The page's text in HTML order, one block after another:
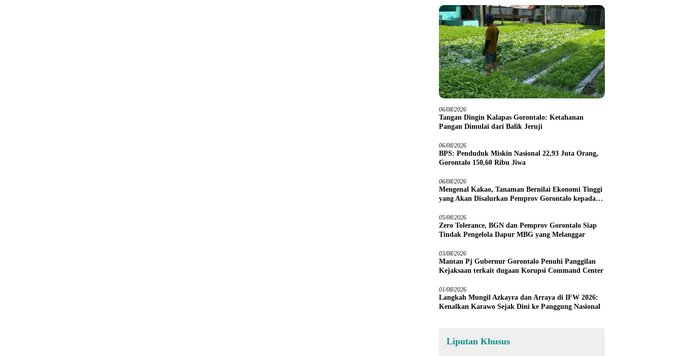
06/08/2026
Tangan Dingin Kalapas Gorontalo: Ketahanan
Pangan Dimulai dari Balik Jeruji
06/08/2026
BPS: Penduduk Miskin Nasional 22,93 Juta Orang,
Gorontalo 150,60 Ribu Jiwa
06/08/2026
Mengenal Kakao, Tanaman Bernilai Ekonomi Tinggi
yang Akan Disalurkan Pemprov Gorontalo kepada
05/08/2026
Zero Tolerance, BGN dan Pemprov Gorontalo Siap
Tindak Pengelola Dapur MBG yang Melanggar
03/08/2026
Mantan Pj Gubernur Gorontalo Penuhi Panggilan
Kejaksaan terkait dugaan Korupsi Command Center
01/08/2026
Langkah Mungil Azkayra dan Arraya di IFW 2026:
Kenalkan Karawo Sejak Dini ke Panggung Nasional
Liputan Khusus